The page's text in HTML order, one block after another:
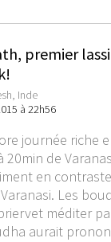
premier
Inde
à 22h56
journée riche
20min de
en
Les
méditer
aurait